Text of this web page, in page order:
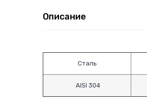
Описание
Сталь
AISI 304